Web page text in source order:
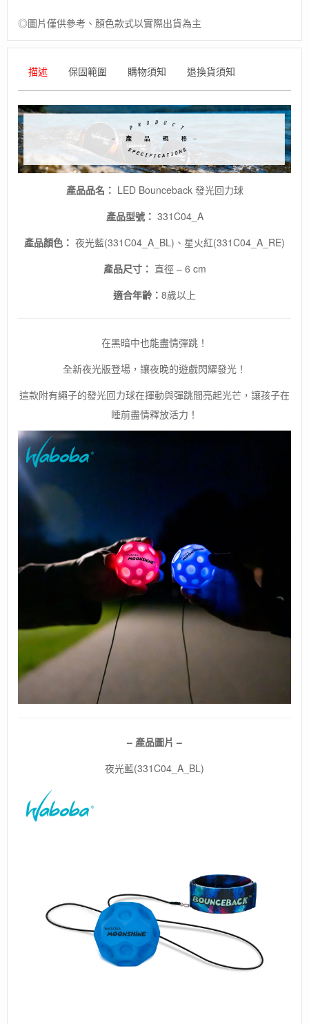
球
/
遊
戲
/
親
子
◎圖片僅供參考、顏色款式以實際出貨為主
描述 保固範圍 購物須知 退換貨須知
產品品名： LED Bounceback 發光回力球
產品型號： 331C04_A
產品顏色： 夜光藍(331C04_A_BL)、星火紅(331C04_A_RE)
產品尺寸： 直徑 – 6 cm
適合年齡： 8歲以上
在黑暗中也能盡情彈跳！
全新夜光版登場，讓夜晚的遊戲閃耀發光！
這款附有繩子的發光回力球在揮動與彈跳間亮起光芒，讓孩子在
睡前盡情釋放活力！
– 產品圖片 –
夜光藍(331C04_A_BL)